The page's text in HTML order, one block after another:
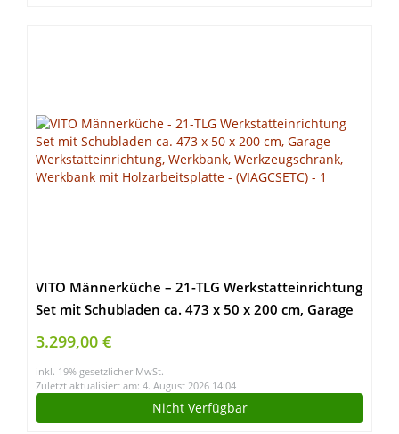
VITO Männerküche – 21-TLG Werkstatteinrichtung
Set mit Schubladen ca. 473 x 50 x 200 cm, Garage
Werkstatteinrichtung, Werkbank,
Werkzeugschrank, Werkbank mit
Holzarbeitsplatte – (VIAGCSETC)
3.299,00 €
inkl. 19% gesetzlicher MwSt.
Zuletzt aktualisiert am: 4. August 2026 14:04
Nicht Verfügbar